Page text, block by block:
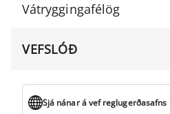
Vátryggingafélög
VEFSLÓÐ
Sjá nánar á vef reglugerðasafns